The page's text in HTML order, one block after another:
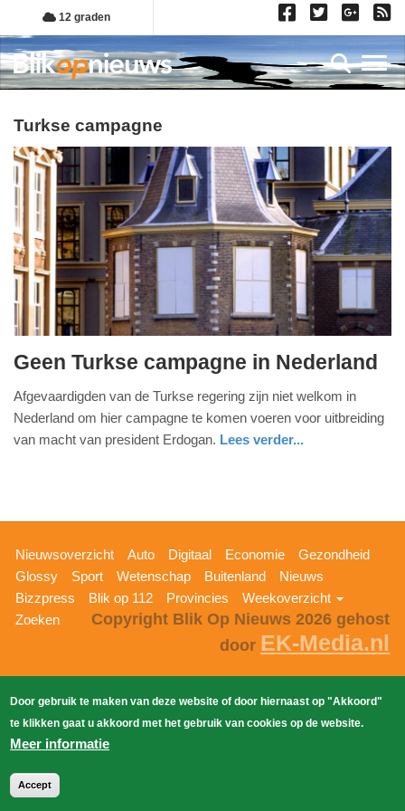
Overslaan
en
naar
de
gaan
12 graden
turkse campagne
4.
maart
2017
09-
04-
2025
09:10
Geen Turkse campagne in Nederland
Afgevaardigden van de Turkse regering zijn niet welkom in
Nederland om hier campagne te komen voeren voor uitbreiding
van macht van president Erdogan. Lees verder...
Hoofdnavigatie
Nieuwsoverzicht Auto Digitaal Economie
Gezondheid
Glossy
Sport Wetenschap Buitenland
Nieuws
Bizzpress
Blik op 112 Provincies
Weekoverzicht
Zoeken
Copyright Blik Op Nieuws 2026 gehost
door EK-Media.nl
Door gebruik te maken van deze website of door hiernaast op "Akkoord"
te klikken gaat u akkoord met het gebruik van cookies op de website.
Meer informatie
Accept